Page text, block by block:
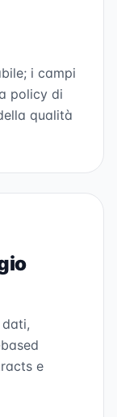
i campi
policy di
qualità
e